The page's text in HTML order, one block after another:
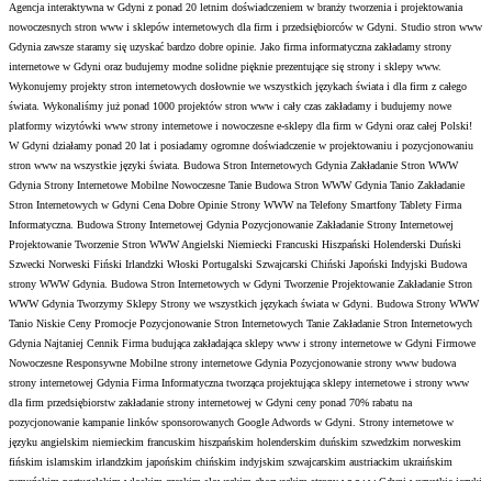
Agencja interaktywna w Gdyni z ponad 20 letnim doświadczeniem w branży tworzenia i projektowania
nowoczesnych stron www i sklepów internetowych dla firm i przedsiębiorców w Gdyni. Studio stron www
Gdynia zawsze staramy się uzyskać bardzo dobre opinie. Jako firma informatyczna zakładamy strony
internetowe w Gdyni oraz budujemy modne solidne pięknie prezentujące się strony i sklepy www.
Wykonujemy projekty stron internetowych dosłownie we wszystkich językach świata i dla firm z całego
świata. Wykonaliśmy już ponad 1000 projektów stron www i cały czas zakładamy i budujemy nowe
platformy wizytówki www strony internetowe i nowoczesne e-sklepy dla firm w Gdyni oraz całej Polski!
W Gdyni działamy ponad 20 lat i posiadamy ogromne doświadczenie w projektowaniu i pozycjonowaniu
stron www na wszystkie języki świata. Budowa Stron Internetowych Gdynia Zakładanie Stron WWW
Gdynia Strony Internetowe Mobilne Nowoczesne Tanie Budowa Stron WWW Gdynia Tanio Zakładanie
Stron Internetowych w Gdyni Cena Dobre Opinie Strony WWW na Telefony Smartfony Tablety Firma
Informatyczna. Budowa Strony Internetowej Gdynia Pozycjonowanie Zakładanie Strony Internetowej
Projektowanie Tworzenie Stron WWW Angielski Niemiecki Francuski Hiszpański Holenderski Duński
Szwecki Norweski Fiński Irlandzki Włoski Portugalski Szwajcarski Chiński Japoński Indyjski Budowa
strony WWW Gdynia. Budowa Stron Internetowych w Gdyni Tworzenie Projektowanie Zakładanie Stron
WWW Gdynia Tworzymy Sklepy Strony we wszystkich językach świata w Gdyni. Budowa Strony WWW
Tanio Niskie Ceny Promocje Pozycjonowanie Stron Internetowych Tanie Zakładanie Stron Internetowych
Gdynia Najtaniej Cennik Firma budująca zakładająca sklepy www i strony internetowe w Gdyni Firmowe
Nowoczesne Responsywne Mobilne strony internetowe Gdynia Pozycjonowanie strony www budowa
strony internetowej Gdynia Firma Informatyczna tworząca projektująca sklepy internetowe i strony www
dla firm przedsiębiorstw zakładanie strony internetowej w Gdyni ceny ponad 70% rabatu na
pozycjonowanie kampanie linków sponsorowanych Google Adwords w Gdyni. Strony internetowe w
języku angielskim niemieckim francuskim hiszpańskim holenderskim duńskim szwedzkim norweskim
fińskim islamskim irlandzkim japońskim chińskim indyjskim szwajcarskim austriackim ukraińskim